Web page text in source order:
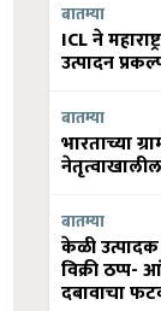
बातम्या
ICL ने
उत्पादन
बातम्या
भारताच्या
बातम्या
केळी
विक्री ठप्प-
दबावाचा